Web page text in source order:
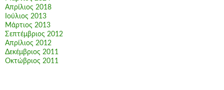
Απρίλιος 2018
Ιούλιος 2013
Μάρτιος 2013
Σεπτέμβριος 2012
Απρίλιος 2012
Δεκέμβριος 2011
Οκτώβριος 2011